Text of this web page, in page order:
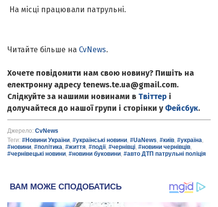
На місці працювали патрульні.
Читайте більше на CvNews.
Хочете повідомити нам свою новину? Пишіть на
електронну адресу tenews.te.ua@gmail.com.
Слідкуйте за нашими новинами в Твіттер і
долучайтеся до нашої групи і сторінки у Фейсбук.
Джерело: CvNews
Теги: #Новини України, #українські новини, #UaNews, #київ, #україна,
#новини, #політика, #життя, #події, #чернівці, #новини чернівців,
#чернівецькі новини, #новини буковини, #авто ДТП патрульні поліція